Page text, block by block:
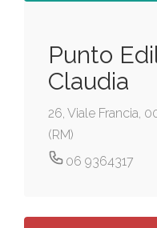
Punto
Claudia
26, Viale Francia,
(RM)
06 9364317